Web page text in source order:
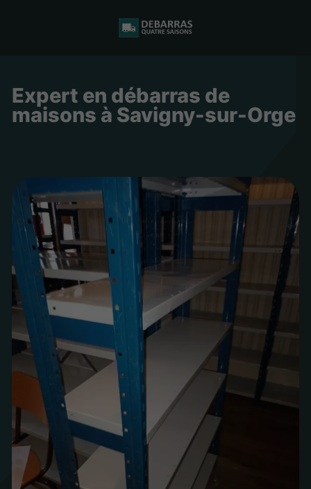
Expert en débarras de
maisons à Savigny-sur-Orge